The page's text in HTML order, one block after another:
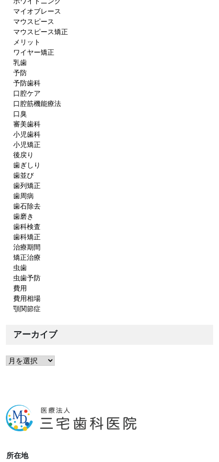
マイオブレース
マウスピース
マウスピース矯正
メリット
ワイヤー矯正
乳歯
予防
予防歯科
口腔ケア
口腔筋機能療法
口臭
審美歯科
小児歯科
小児矯正
後戻り
歯ぎしり
歯並び
歯列矯正
歯周病
歯石除去
歯磨き
歯科検査
歯科矯正
治療期間
矯正治療
虫歯
虫歯予防
費用
費用相場
顎関節症
アーカイブ
ア
イ
ブ
所在地